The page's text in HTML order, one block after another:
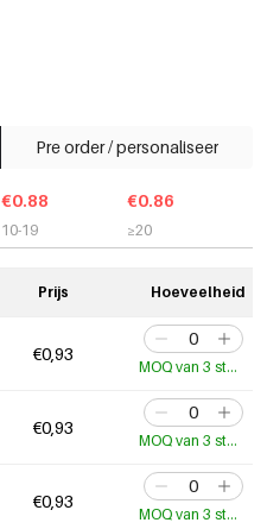
Pre order / personaliseer
€0.88
10-19
€0.86
≥20
Prijs Hoeveelheid
€0,93
MOQ van 3 stuks
€0,93
MOQ van 3 stuks
€0,93
MOQ van 3 stuks